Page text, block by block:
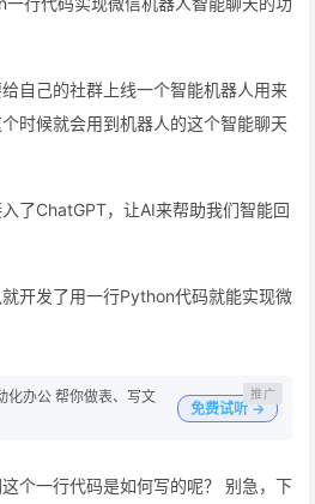
自己的社群上线一个智能机器人用来
时候就会用到机器人的这个智能聊天
了ChatGPT，让AI来帮助我们智能回
开发了用一行Python代码就能实现微
化办公 帮你做表、写文
免费试听 →
个一行代码是如何写的呢？ 别急，下